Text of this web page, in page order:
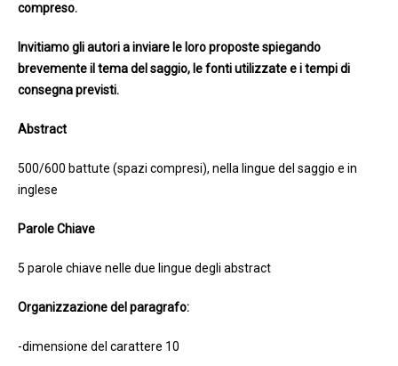
compreso.
Invitiamo gli autori a inviare le loro proposte spiegando
brevemente il tema del saggio, le fonti utilizzate e i tempi di
consegna previsti.
Abstract
500/600 battute (spazi compresi), nella lingue del saggio e in
inglese
Parole Chiave
5 parole chiave nelle due lingue degli abstract
Organizzazione del paragrafo:
-dimensione del carattere 10